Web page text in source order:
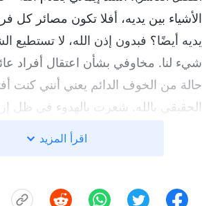
الأشياء بين يديه، أفلا تكون مصائر كل
يديه أيضًا؟ فبدون إذن الله، لا تستطيع
شيء لنا. مخاوفي بشأن اعتقال أفراد
حالة من الخوف الدائم يعني أنني كنت
الحقيقي بالله. شعرت بالهدوء في ظل
ومع وجود الله بجانبي، لم يكن لديَّ ما
أخون الله أبدًا!
اقرأ المزيد